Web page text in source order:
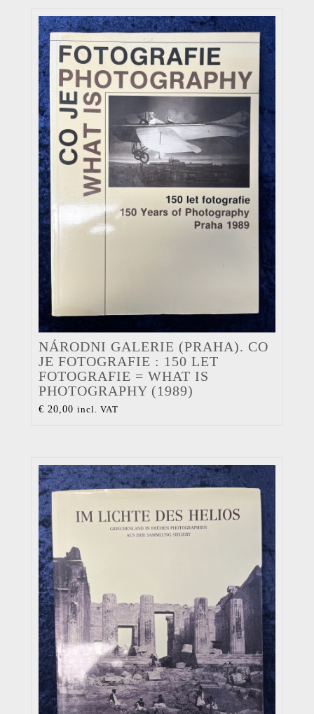
NÁRODNI GALERIE (PRAHA). CO
JE FOTOGRAFIE : 150 LET
FOTOGRAFIE = WHAT IS
PHOTOGRAPHY (1989)
€ 20,00 incl. VAT